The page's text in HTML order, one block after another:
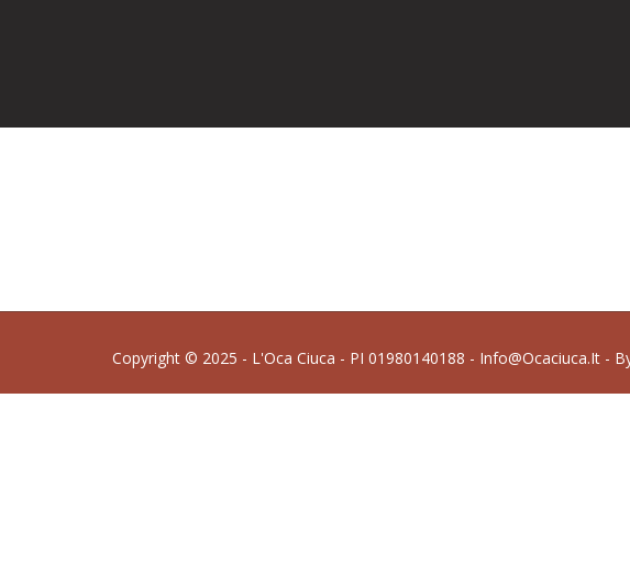
Copyright © 2025 - L'Oca Ciuca - PI 01980140188 - Info@ocaciuca.it -